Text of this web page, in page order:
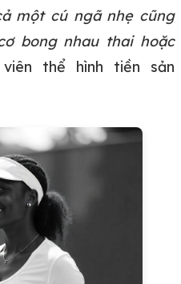
một cú ngã nhẹ cũng
bong nhau thai hoặc
thể hình tiền sản